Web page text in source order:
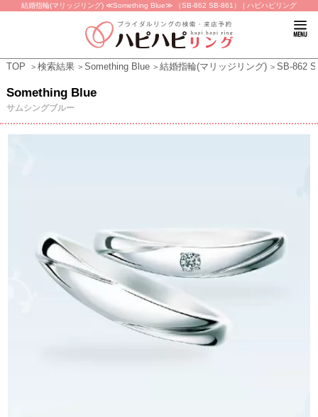
結婚指輪(マリッジリング) ≪Something Blue≫ （SB-862 SB-861） | ハピハピリング
TOP 検索結果 Something Blue 結婚指輪(マリッジリング) SB-862
Something Blue
サムシングブルー